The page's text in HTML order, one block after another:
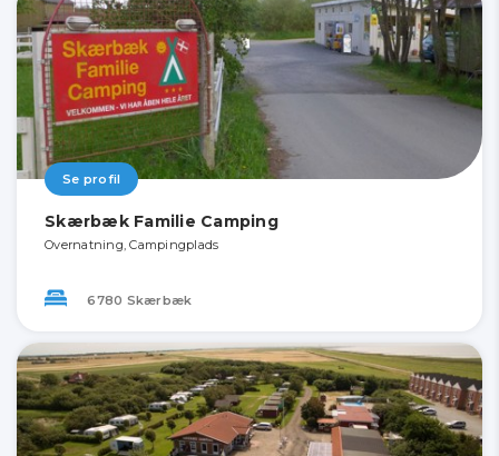
Se profil
Skærbæk Familie Camping
Overnatning, Campingplads
6780 Skærbæk